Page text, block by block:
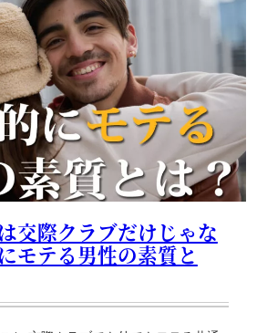
交際クラブだけじゃな
モテる男性の素質と